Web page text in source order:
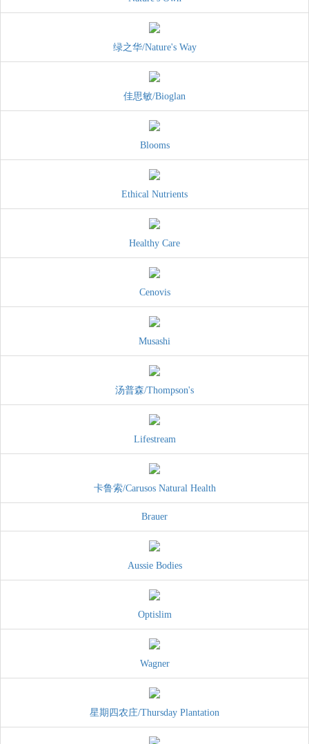
绿之华/Nature's Way
佳思敏/Bioglan
Blooms
Ethical Nutrients
Healthy Care
Cenovis
Musashi
汤普森/Thompson's
Lifestream
卡鲁索/Carusos Natural Health
Brauer
Aussie Bodies
Optislim
Wagner
星期四农庄/Thursday Plantation